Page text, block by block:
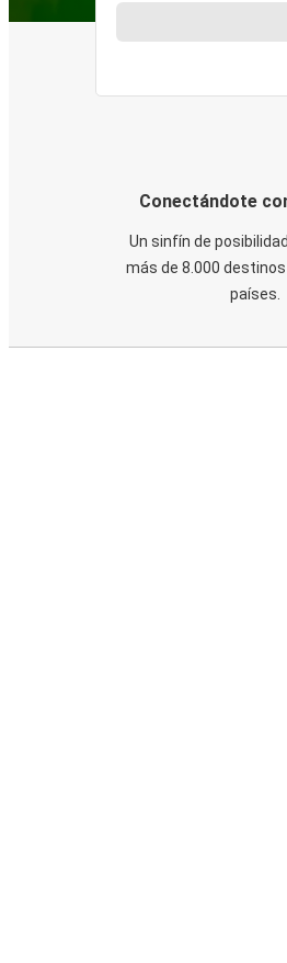
Conectándote
Un sinfín de
más de 8.000
países.